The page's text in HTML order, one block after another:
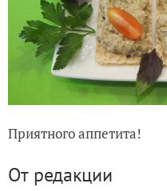
Приятного аппетита!
От редакции